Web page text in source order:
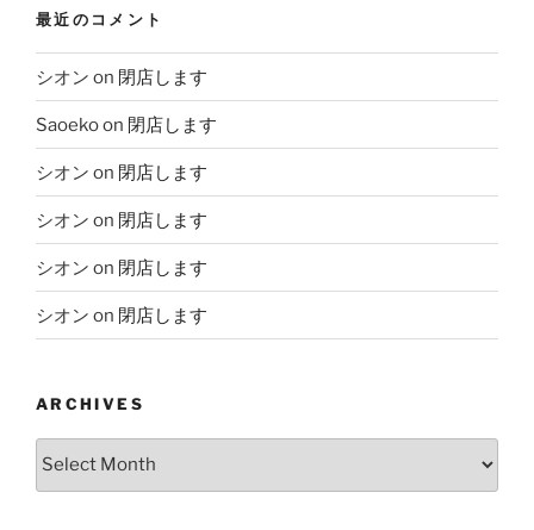
最近のコメント
シオン on 閉店します
Saoekoon 閉店します
シオン on 閉店します
シオン on 閉店します
シオン on 閉店します
シオン on 閉店します
ARCHIVES
Archives